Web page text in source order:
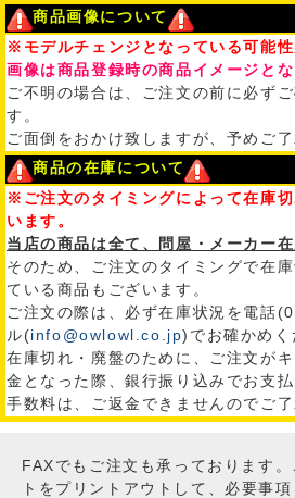
商品画像について
※モデルチェンジとなっている可能性
画像は商品登録時の商品イメージとな
ご不明の場合は、ご注文の前に必ず
す。
ご面倒をおかけ致しますが、予めご了
商品の在庫について
※ご注文のタイミングによって在庫
います。
当店の商品は全て、問屋・メーカー
そのため、ご注文のタイミングで在
ている商品もございます。
ご注文の際は、必ず在庫状況を電話
ル(info@owlowl.co.jp)でお確かめく
在庫切れ・廃盤のために、ご注文が
金となった際、銀行振り込みでお支
手数料は、ご返金できませんのでご了
FAXでもご注文も承っております
トをプリントアウトして、必要事